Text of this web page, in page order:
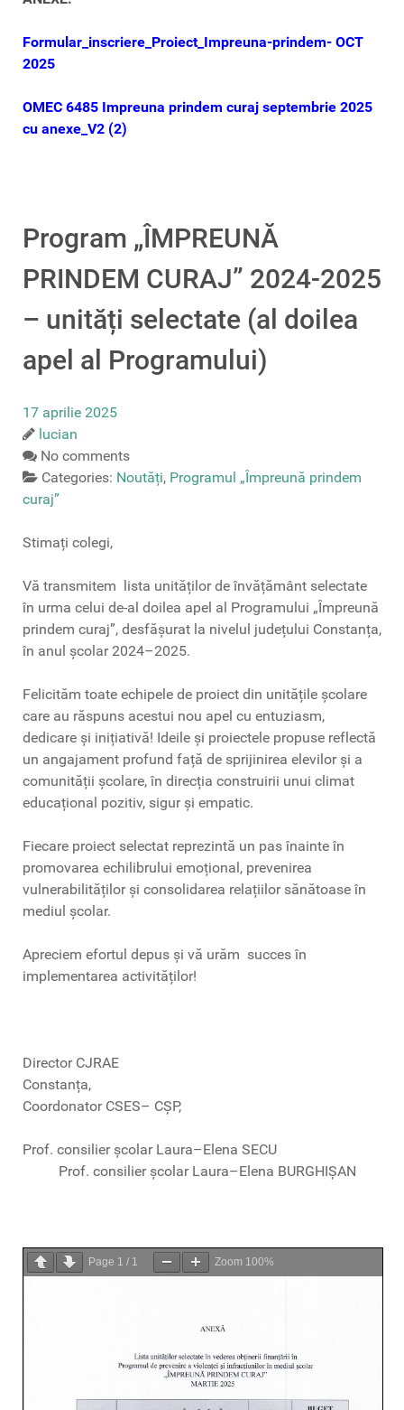
Formular_inscriere_Proiect_Impreuna-prindem- OCT
2025
OMEC 6485 Impreuna prindem curaj septembrie 2025
cu anexe_V2 (2)
Program „ÎMPREUNĂ
PRINDEM CURAJ” 2024-2025
– unități selectate (al doilea
apel al Programului)
17 aprilie 2025
lucian
No comments
Categories: Noutăți, Programul „Împreună prindem
curaj”
Stimați colegi,
Vă transmitem lista unităților de învățământ selectate
în urma celui de-al doilea apel al Programului „Împreună
prindem curaj”, desfășurat la nivelul județului Constanța,
în anul școlar 2024–2025.
Felicităm toate echipele de proiect din unitățile școlare
care au răspuns acestui nou apel cu entuziasm,
dedicare și inițiativă! Ideile și proiectele propuse reflectă
un angajament profund față de sprijinirea elevilor și a
comunității școlare, în direcția construirii unui climat
educațional pozitiv, sigur și empatic.
Fiecare proiect selectat reprezintă un pas înainte în
promovarea echilibrului emoțional, prevenirea
vulnerabilităților și consolidarea relațiilor sănătoase în
mediul școlar.
Apreciem efortul depus și vă urăm succes în
implementarea activităților!
Director CJRAE
Constanța,
Coordonator CSES– CȘP,
Prof. consilier școlar Laura–Elena SECU
Prof. consilier școlar Laura–Elena BURGHIȘAN
Page 1 / 1 Zoom 100%